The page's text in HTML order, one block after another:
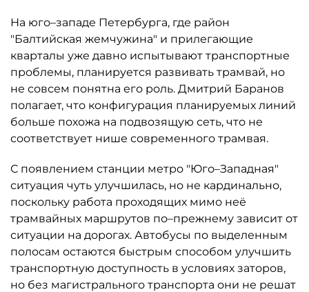
На юго–западе Петербурга, где район
"Балтийская жемчужина" и прилегающие
кварталы уже давно испытывают транспортные
проблемы, планируется развивать трамвай, но
не совсем понятна его роль. Дмитрий Баранов
полагает, что конфигурация планируемых линий
больше похожа на подвозящую сеть, что не
соответствует нише современного трамвая.
С появлением станции метро "Юго–Западная"
ситуация чуть улучшилась, но не кардинально,
поскольку работа проходящих мимо неё
трамвайных маршрутов по–прежнему зависит от
ситуации на дорогах. Автобусы по выделенным
полосам остаются быстрым способом улучшить
транспортную доступность в условиях заторов,
но без магистрального транспорта они не решат